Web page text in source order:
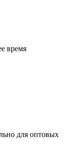
время
для оптовых